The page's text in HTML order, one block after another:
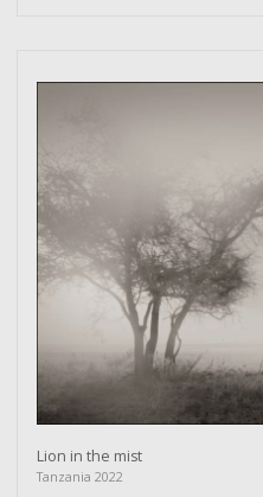
Lion in the mist
Tanzania 2022